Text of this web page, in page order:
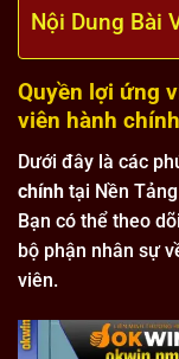
Nội Dung Bài
Quyền lợi ứng
viên hành
Dưới đây là các
chính tại Nền
Bạn có thể theo
bộ phận nhân sự
viên.